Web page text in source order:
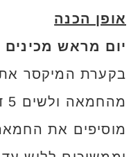
אופן הכנה
יום מראש
בקערת המיקסר
מוסיפים את